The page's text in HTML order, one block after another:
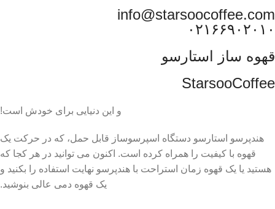
info@starsoocoffee.com
۰۲۱۶۶۹۰۲۰۱۰
قهوه ساز استارسو
StarsooCoffee
و این دنیایی برای خودش است!
هندپرسو استارسو دستگاه اسپرسوساز قابل حمل، که در حرکت یک
قهوه با کیفیت را همراه کرده است. اکنون می توانید در هر کجا که
هستید یا یک قهوه زمان استراحت با هندپرسو نهایت استفاده را بکنید و
یک قهوه دمی عالی بنوشید.